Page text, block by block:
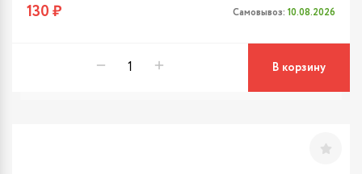
130 ₽ Самовывоз: 10.08.2026
В корзину